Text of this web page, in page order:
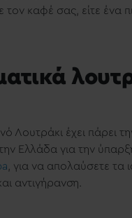
τον καφέ σας, είτε
Λουτράκι έχει πάρει
Ελλάδα για την
, για να απολαύσετε τα
αντιγήρανση.